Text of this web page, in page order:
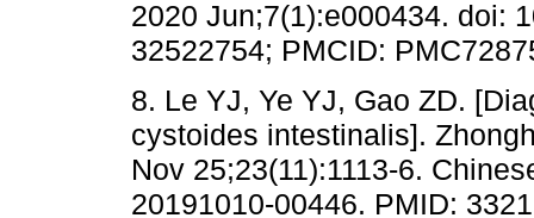
2020 Jun;7(1):e000434. doi:
32522754; PMCID:
8. Le YJ, Ye YJ, Gao ZD.
cystoides intestinalis].
Nov 25;23(11):1113-6.
20191010-00446. PMID: